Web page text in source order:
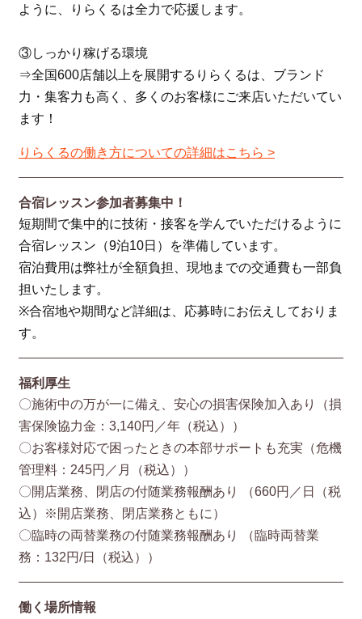
ように、りらくるは全力で応援します。
③しっかり稼げる環境
⇒全国600店舗以上を展開するりらくるは、ブランド
力・集客力も高く、多くのお客様にご来店いただいてい
ます！
りらくるの働き方についての詳細はこちら >
合宿レッスン参加者募集中！
短期間で集中的に技術・接客を学んでいただけるように
合宿レッスン（9泊10日）を準備しています。
宿泊費用は弊社が全額負担、現地までの交通費も一部負
担いたします。
※合宿地や期間など詳細は、応募時にお伝えしておりま
す。
福利厚生
〇施術中の万が一に備え、安心の損害保険加入あり（損
害保険協⼒⾦：3,140円／年（税込））
〇お客様対応で困ったときの本部サポートも充実（危機
管理料：245円／月（税込））
〇開店業務、閉店の付随業務報酬あり （660円／⽇（税
込）※開店業務、閉店業務ともに）
〇臨時の両替業務の付随業務報酬あり （臨時両替業
務：132円/⽇（税込））
働く場所情報